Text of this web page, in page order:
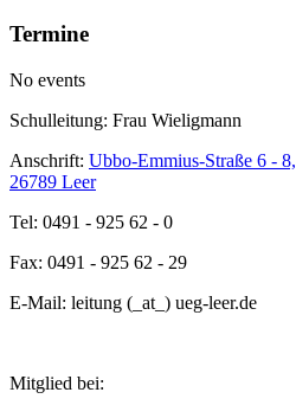
Termine
No events
Schulleitung: Frau Wieligmann
Anschrift: Ubbo-Emmius-Straße 6 - 8,
26789 Leer
Tel: 0491 - 925 62 - 0
Fax: 0491 - 925 62 - 29
E-Mail: leitung (_at_) ueg-leer.de
Mitglied bei: